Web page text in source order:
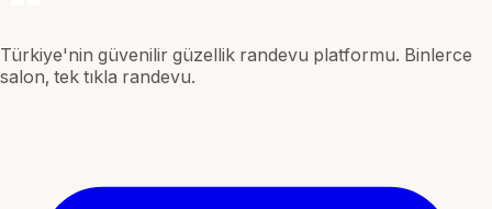
Türkiye'nin güvenilir güzellik randevu platformu. Binlerce
salon, tek tıkla randevu.